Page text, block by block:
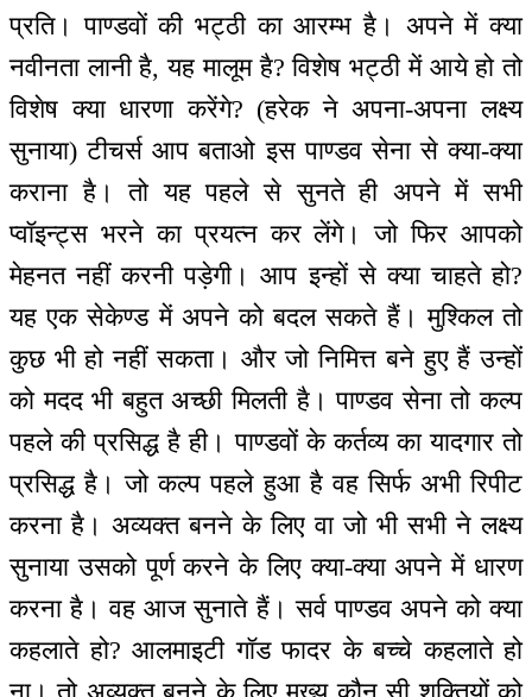
प्रति। पाण्डवों की भट्ठी का आरम्भ है। अपने में क्या
नवीनता लानी है, यह मालूम है? विशेष भट्ठी में आये हो तो
विशेष क्या धारणा करेंगे? (हरेक ने अपना-अपना लक्ष्य
सुनाया) टीचर्स आप बताओ इस पाण्डव सेना से क्या-क्या
कराना है। तो यह पहले से सुनते ही अपने में सभी
प्वॉइन्ट्स भरने का प्रयत्न कर लेंगे। जो फिर आपको
मेहनत नहीं करनी पड़ेगी। आप इन्हों से क्या चाहते हो?
यह एक सेकेण्ड में अपने को बदल सकते हैं। मुश्किल तो
कुछ भी हो नहीं सकता। और जो निमित्त बने हुए हैं उन्हों
को मदद भी बहुत अच्छी मिलती है। पाण्डव सेना तो कल्प
पहले की प्रसिद्ध है ही। पाण्डवों के कर्तव्य का यादगार तो
प्रसिद्ध है। जो कल्प पहले हुआ है वह सिर्फ अभी रिपीट
करना है। अव्यक्त बनने के लिए वा जो भी सभी ने लक्ष्य
सुनाया उसको पूर्ण करने के लिए क्या-क्या अपने में धारण
करना है। वह आज सुनाते हैं। सर्व पाण्डव अपने को क्या
कहलाते हो? आलमाइटी गॉड फादर के बच्चे कहलाते हो